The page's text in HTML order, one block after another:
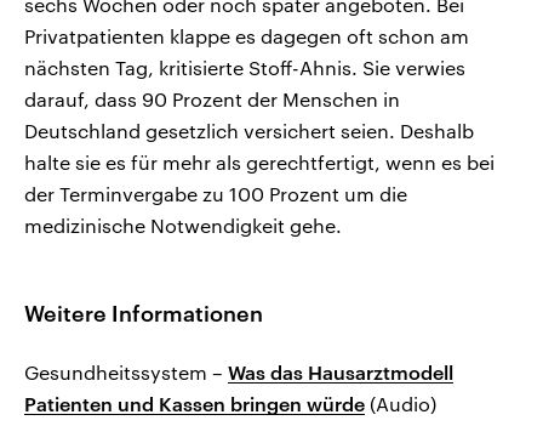
sechs Wochen oder noch später angeboten. Bei
Privatpatienten klappe es dagegen oft schon am
nächsten Tag, kritisierte Stoff-Ahnis. Sie verwies
darauf, dass 90 Prozent der Menschen in
Deutschland gesetzlich versichert seien. Deshalb
halte sie es für mehr als gerechtfertigt, wenn es bei
der Terminvergabe zu 100 Prozent um die
medizinische Notwendigkeit gehe.
Weitere Informationen
Gesundheitssystem – Was das Hausarztmodell
Patienten und Kassen bringen würde (Audio)